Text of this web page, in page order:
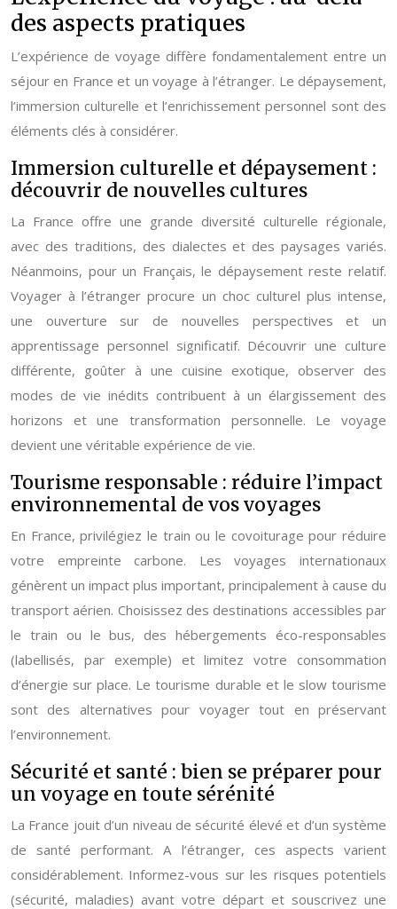
des aspects pratiques
L’expérience de voyage diffère fondamentalement entre un
séjour en France et un voyage à l’étranger. Le dépaysement,
l’immersion culturelle et l’enrichissement personnel sont des
éléments clés à considérer.
Immersion culturelle et dépaysement :
découvrir de nouvelles cultures
La France offre une grande diversité culturelle régionale,
avec des traditions, des dialectes et des paysages variés.
Néanmoins, pour un Français, le dépaysement reste relatif.
Voyager à l’étranger procure un choc culturel plus intense,
une ouverture sur de nouvelles perspectives et un
apprentissage personnel significatif. Découvrir une culture
différente, goûter à une cuisine exotique, observer des
modes de vie inédits contribuent à un élargissement des
horizons et une transformation personnelle. Le voyage
devient une véritable expérience de vie.
Tourisme responsable : réduire l’impact
environnemental de vos voyages
En France, privilégiez le train ou le covoiturage pour réduire
votre empreinte carbone. Les voyages internationaux
génèrent un impact plus important, principalement à cause du
transport aérien. Choisissez des destinations accessibles par
le train ou le bus, des hébergements éco-responsables
(labellisés, par exemple) et limitez votre consommation
d’énergie sur place. Le tourisme durable et le slow tourisme
sont des alternatives pour voyager tout en préservant
l’environnement.
Sécurité et santé : bien se préparer pour
un voyage en toute sérénité
La France jouit d’un niveau de sécurité élevé et d’un système
de santé performant. A l’étranger, ces aspects varient
considérablement. Informez-vous sur les risques potentiels
(sécurité, maladies) avant votre départ et souscrivez une